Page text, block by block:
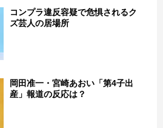
コンプラ違反容疑で危惧されるク
ズ芸人の居場所
岡田准一・宮崎あおい「第4子出
産」報道の反応は？